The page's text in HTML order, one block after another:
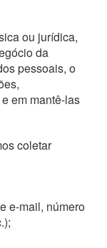
ou jurídica,
da
pessoais, o
em mantê-las
coletar
e-mail, número